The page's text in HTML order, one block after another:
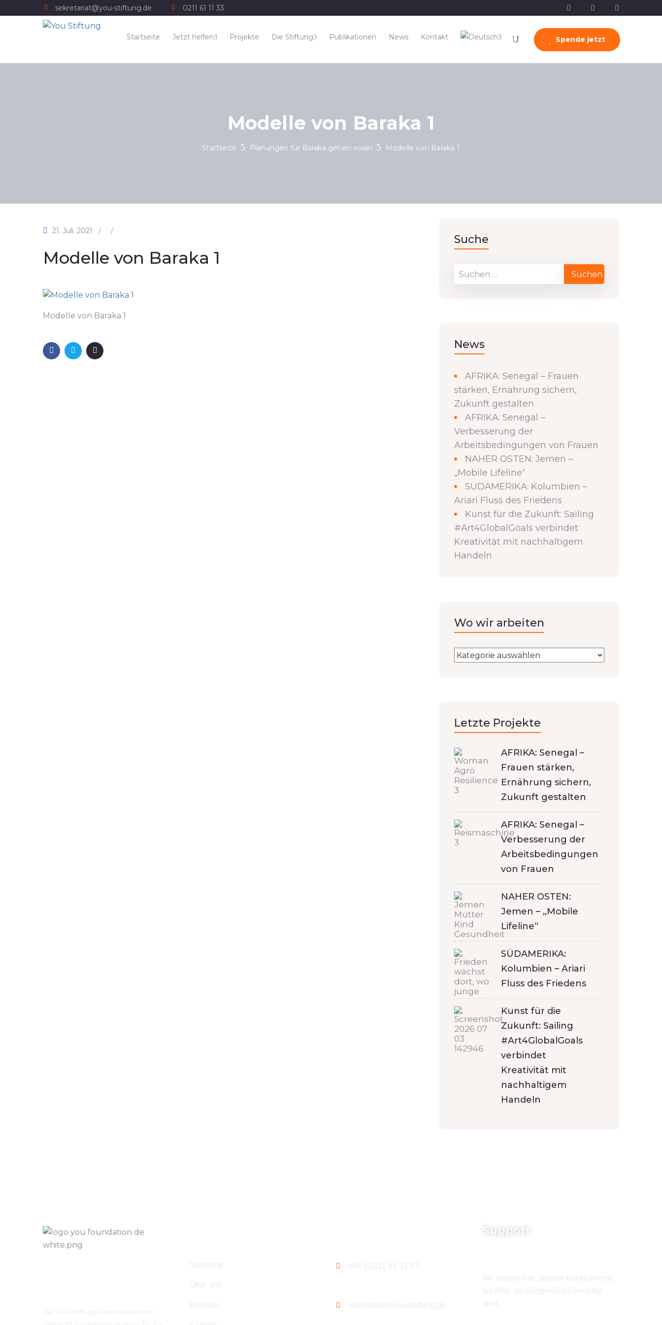
sekretariat@you-stiftung.de 0211 61 11 33
Startseite Jetzt helfen Projekte Die Stiftung Publikationen News Kontakt Spende jetzt
Modelle von Baraka 1
Startseite Planungen für Baraka gehen voran Modelle von Baraka 1
21. Juli. 2021 / /
Modelle von Baraka 1
Modelle von Baraka 1
Suche
News
AFRIKA: Senegal – Frauen
stärken, Ernährung sichern,
Zukunft gestalten
AFRIKA: Senegal –
Verbesserung der
Arbeitsbedingungen von Frauen
NAHER OSTEN: Jemen –
„Mobile Lifeline“
SÜDAMERIKA: Kolumbien –
Ariari Fluss des Friedens
Kunst für die Zukunft: Sailing
#Art4GlobalGoals verbindet
Kreativität mit nachhaltigem
Handeln
Wo wir arbeiten
Letzte Projekte
AFRIKA: Senegal –
Frauen stärken,
Ernährung sichern,
Zukunft gestalten
AFRIKA: Senegal –
Verbesserung der
Arbeitsbedingungen
von Frauen
NAHER OSTEN:
Jemen – „Mobile
Lifeline“
SÜDAMERIKA:
Kolumbien – Ariari
Fluss des Friedens
Kunst für die
Zukunft: Sailing
#Art4GlobalGoals
verbindet
Kreativität mit
nachhaltigem
Handeln
Support